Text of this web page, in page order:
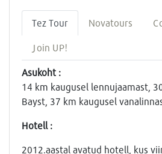
Tez Tour Novatours
Join UP!
Asukoht :
14 km kaugusel lennujaamast,
Bayst, 37 km kaugusel
Hotell :
2012.aastal avatud hotell, kus